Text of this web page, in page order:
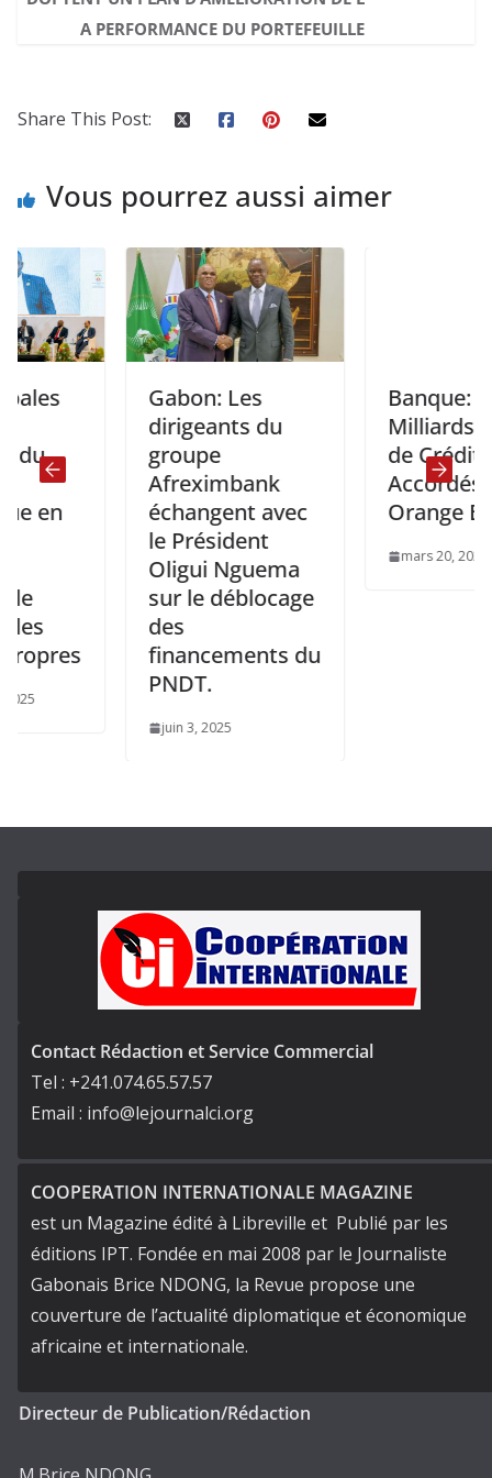
A PERFORMANCE DU PORTEFEUILLE
Share This Post:
Vous pourrez aussi aimer
Gabon: Les
dirigeants du
groupe
Afreximbank
échangent avec
le Président
Oligui Nguema
sur le déblocage
financements du
PNDT.
juin 3, 2025
Banque: 400
Milliards de
de Crédits
Accordés par
Orange Bank
mars 20, 2025
Contact Rédaction et Service Commercial
Tel : +241.074.65.57.57
Email : info@lejournalci.org
COOPERATION INTERNATIONALE MAGAZINE
est un Magazine édité à Libreville et Publié par les
éditions IPT. Fondée en mai 2008 par le Journaliste
Gabonais Brice NDONG, la Revue propose une
couverture de l’actualité diplomatique et économique
africaine et internationale.
Directeur de Publication/Rédaction